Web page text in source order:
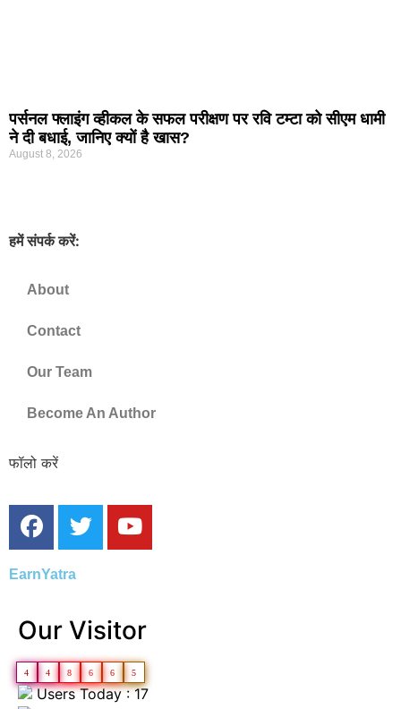
पर्सनल फ्लाइंग व्हीकल के सफल परीक्षण पर रवि टम्टा को सीएम धामी
ने दी बधाई, जानिए क्यों है खास?
August 8, 2026
हमें संपर्क करें:
About
Contact
Our Team
Become An Author
फॉलो करें
EarnYatra
Our Visitor
4 4 8 6 6 5
Users Today : 17